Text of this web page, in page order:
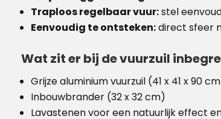
Traploos regelbaar vuur:stel
Eenvoudig te ontsteken:direct sfeer
Wat zit er bij de vuurzuil
Grijze aluminium vuurzuil (41 x 41 x 90
Inbouwbrander (32 x 32 cm)
Lavastenen voor een natuurlijk effect